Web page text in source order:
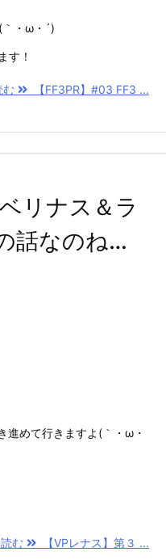
｀・ω・´)
す！
む 【FF3PR】#03 FF3 ...
リナス＆ラ
話なのね…
進めて行きますよ(｀・ω・
む 【VPレナス】第３ ...